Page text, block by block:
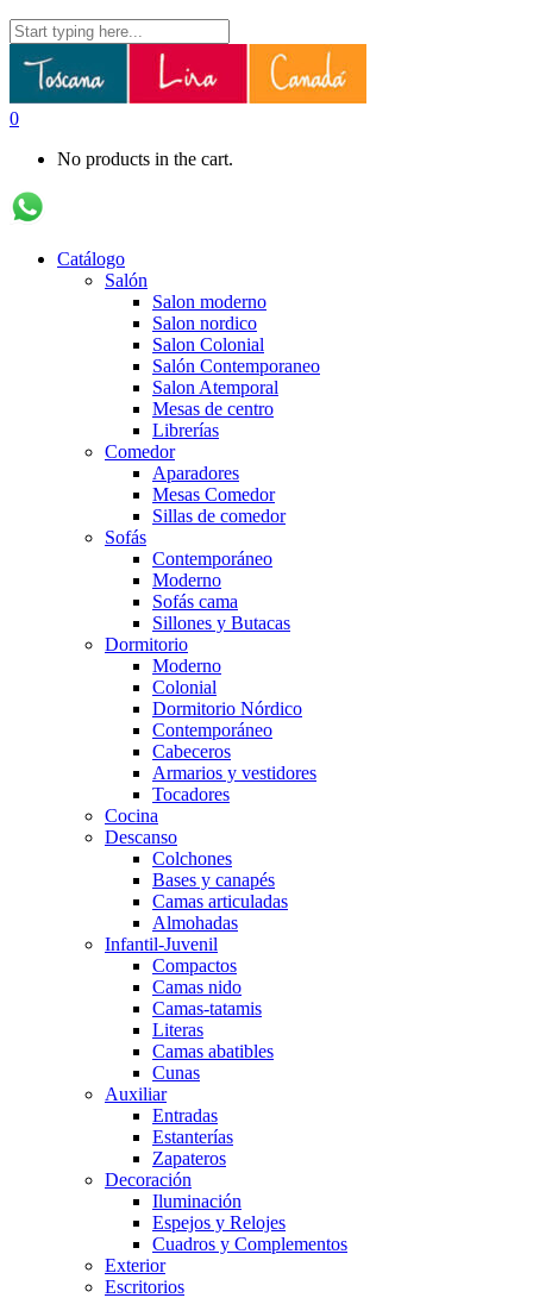
0
No products in the cart.
Catálogo
Salón
Salon moderno
Salon nordico
Salon Colonial
Salón Contemporaneo
Salon Atemporal
Mesas de centro
Librerías
Comedor
Aparadores
Mesas Comedor
Sillas de comedor
Sofás
Contemporáneo
Moderno
Sofás cama
Sillones y Butacas
Dormitorio
Moderno
Colonial
Dormitorio Nórdico
Contemporáneo
Cabeceros
Armarios y vestidores
Tocadores
Cocina
Descanso
Colchones
Bases y canapés
Camas articuladas
Almohadas
Infantil-Juvenil
Compactos
Camas nido
Camas-tatamis
Literas
Camas abatibles
Cunas
Auxiliar
Entradas
Estanterías
Zapateros
Decoración
Iluminación
Espejos y Relojes
Cuadros y Complementos
Exterior
Escritorios